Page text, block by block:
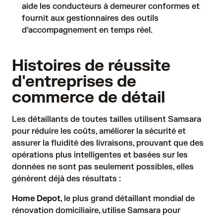
aide les conducteurs à demeurer conformes et
fournit aux gestionnaires des outils
d’accompagnement en temps réel.
Histoires de réussite
d'entreprises de
commerce de détail
Les détaillants de toutes tailles utilisent Samsara
pour réduire les coûts, améliorer la sécurité et
assurer la fluidité des livraisons, prouvant que des
opérations plus intelligentes et basées sur les
données ne sont pas seulement possibles, elles
génèrent déjà des résultats :
Home Depot, le plus grand détaillant mondial de
rénovation domiciliaire, utilise Samsara pour